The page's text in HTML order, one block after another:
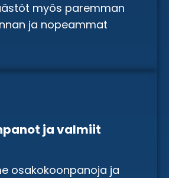
myös paremman
ja nopeammat
ja valmiit
osakokoonpanoja ja